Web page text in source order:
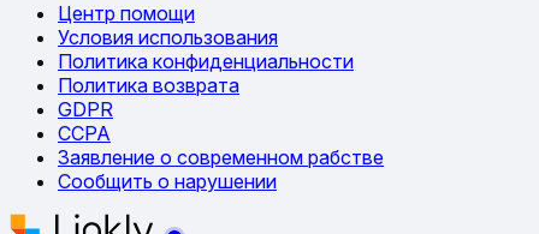
Центр помощи
Условия использования
Политика конфиденциальности
Политика возврата
GDPR
CCPA
Заявление о современном рабстве
Сообщить о нарушении